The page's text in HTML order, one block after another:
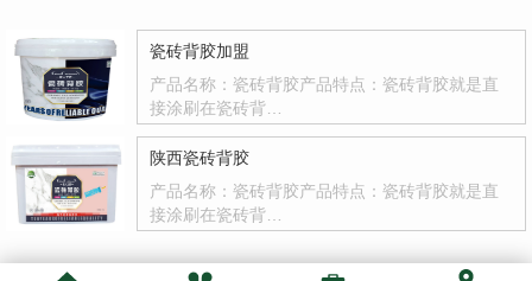
瓷砖背胶加盟
产品名称：瓷砖背胶产品特点：瓷砖背胶就是直
接涂刷在瓷砖背…
陕西瓷砖背胶
产品名称：瓷砖背胶产品特点：瓷砖背胶就是直
接涂刷在瓷砖背…